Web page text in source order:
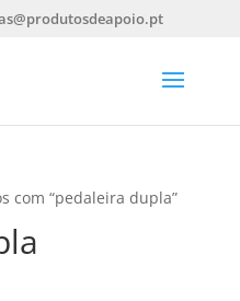
com “pedaleira dupla”